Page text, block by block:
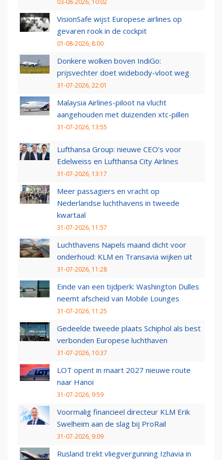
03-08-2026, 10:02
VisionSafe wijst Europese airlines op
gevaren rook in de cockpit
01-08-2026, 8:00
Donkere wolken boven IndiGo:
prijsvechter doet widebody-vloot weg
31-07-2026, 22:01
Malaysia Airlines-piloot na vlucht
aangehouden met duizenden xtc-pillen
31-07-2026, 13:55
Lufthansa Group: nieuwe CEO’s voor
Edelweiss en Lufthansa City Airlines
31-07-2026, 13:17
Meer passagiers en vracht op
Nederlandse luchthavens in tweede
kwartaal
31-07-2026, 11:57
Luchthavens Napels maand dicht voor
onderhoud: KLM en Transavia wijken uit
31-07-2026, 11:28
Einde van een tijdperk: Washington Dulles
neemt afscheid van Mobile Lounges
31-07-2026, 11:25
Gedeelde tweede plaats Schiphol als best
verbonden Europese luchthaven
31-07-2026, 10:37
LOT opent in maart 2027 nieuwe route
naar Hanoi
31-07-2026, 9:59
Voormalig financieel directeur KLM Erik
Swelheim aan de slag bij ProRail
31-07-2026, 9:09
Rusland trekt vliegvergunning Izhavia in